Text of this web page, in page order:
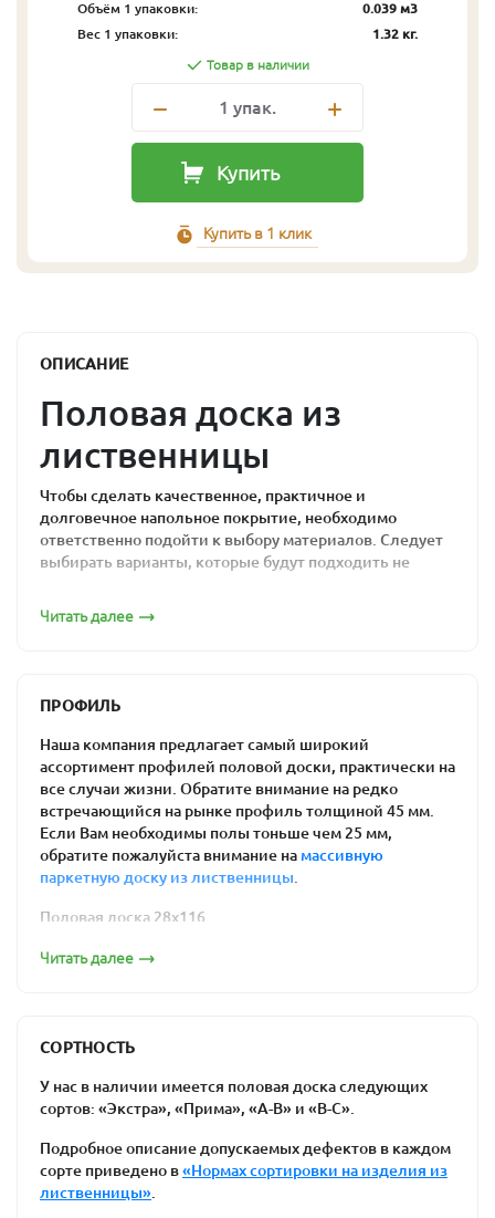
Объём 1 упаковки:
0.039 м3
Вес 1 упаковки:
1.32 кг.
Товар в наличии
1 упак.
Купить
Купить в 1 клик
ОПИСАНИЕ
Половая доска из
лиственницы
Чтобы сделать качественное, практичное и
долговечное напольное покрытие, необходимо
ответственно подойти к выбору материалов. Следует
выбирать варианты, которые будут подходить не
оптимальным решением станет половая доска из
лиственницы.
доска прослужит долго и надежно, что
эксплуатационными характеристиками.
Особенности
использования
материала
выросшей в экологически чистых регионах, что
материала не заканчиваются.
Решение купить половую доску из лиственницы
поможет вам оценить все преимущества такого
устойчивость к влаге и температурным
перепадам;
Читать далее
ПРОФИЛЬ
Наша компания предлагает самый широкий
ассортимент профилей половой доски, практически на
все случаи жизни. Обратите внимание на редко
встречающийся на рынке профиль толщиной 45 мм.
Если Вам необходимы полы тоньше чем 25 мм,
обратите пожалуйста внимание на массивную
паркетную доску из лиственницы
Половая доска 28х116
Читать далее
СОРТНОСТЬ
У нас в наличии имеется половая доска следующих
сортов: «Экстра», «Прима», «А-В» и «В-С».
Подробное описание допускаемых дефектов в каждом
сорте приведено в«Нормах сортировки на изделия из
лиственницы»